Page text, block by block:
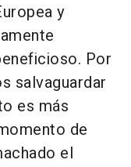
y
Por
salvaguardar
es más
de
el